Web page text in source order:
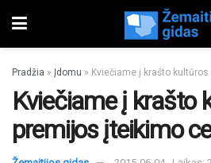
Pradžia » Įdomu » Kviečiame į krašto
Kviečiame į krašto
premijos įteikimo